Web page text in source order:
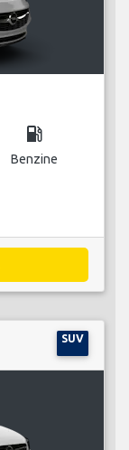
local_gas_station
Benzine
SUV